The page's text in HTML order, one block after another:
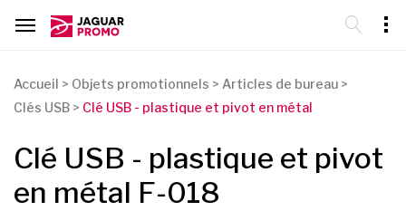
Accueil > Objets promotionnels > Articles de bureau >
Clés USB > Clé USB - plastique et pivot en métal
Clé USB - plastique et pivot
en métal F-018